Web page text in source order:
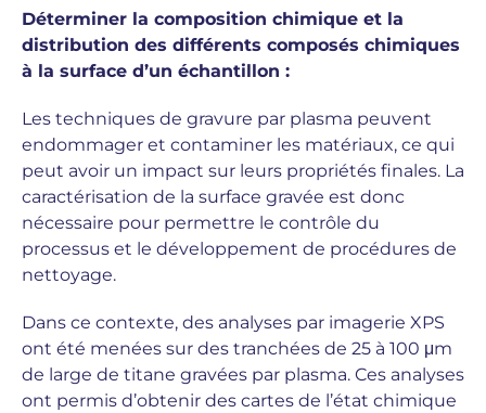
Déterminer la composition chimique et la
distribution des différents composés chimiques
à la surface d’un échantillon :
Les techniques de gravure par plasma peuvent
endommager et contaminer les matériaux, ce qui
peut avoir un impact sur leurs propriétés finales. La
caractérisation de la surface gravée est donc
nécessaire pour permettre le contrôle du
processus et le développement de procédures de
nettoyage.
Dans ce contexte, des analyses par imagerie XPS
ont été menées sur des tranchées de 25 à 100 μm
de large de titane gravées par plasma. Ces analyses
ont permis d’obtenir des cartes de l’état chimique